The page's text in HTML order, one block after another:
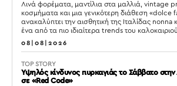
Λινά φορέματα, μαντίλια στα μαλλιά, vintage
κοσμήματα και μια γενικότερη διάθεση
ανακαλύπτει την αισθητική της Ιταλίδας nonna
ένα από τα πιο ιδιαίτερα trends του
08|08|2026
TOP STORY
Υψηλός κίνδυνος πυρκαγιάς το Σάββατο στην
σε «Red Code»